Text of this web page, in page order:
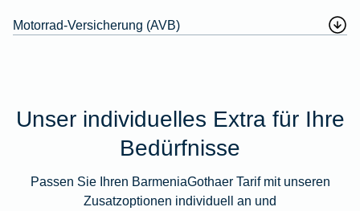
Motorrad-Versicherung (AVB)
Unser individuelles Extra für Ihre
Bedürfnisse
Passen Sie Ihren BarmeniaGothaer Tarif mit unseren
Zusatzoptionen individuell an und